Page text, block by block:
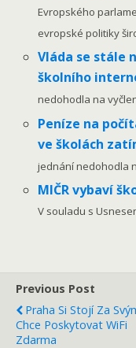
Evropského
evropské politiky
Vláda se stále
školního
nedohodla na
Peníze na
ve školách
jednání nedohodla
MIČR vybaví
V souladu s
Previous Post
Praha Si Stojí Za
Chce Poskytovat WiFi
Zdarma